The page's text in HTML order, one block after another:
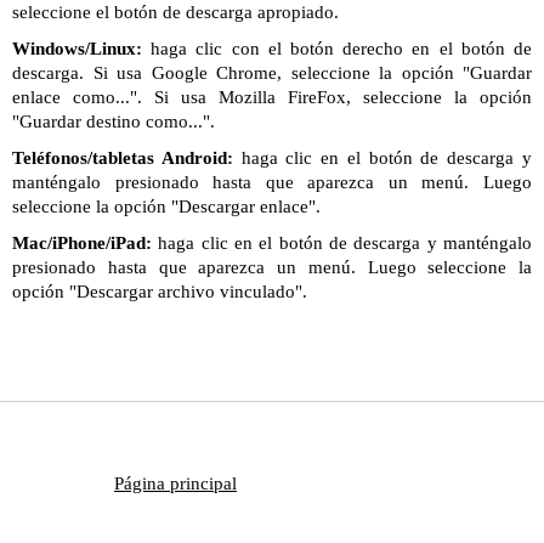
seleccione el botón de descarga apropiado.
Windows/Linux: haga clic con el botón derecho en el botón de
descarga. Si usa Google Chrome, seleccione la opción "Guardar
enlace como...". Si usa Mozilla FireFox, seleccione la opción
"Guardar destino como...".
Teléfonos/tabletas Android: haga clic en el botón de descarga y
manténgalo presionado hasta que aparezca un menú. Luego
seleccione la opción "Descargar enlace".
Mac/iPhone/iPad: haga clic en el botón de descarga y manténgalo
presionado hasta que aparezca un menú. Luego seleccione la
opción "Descargar archivo vinculado".
Página principal